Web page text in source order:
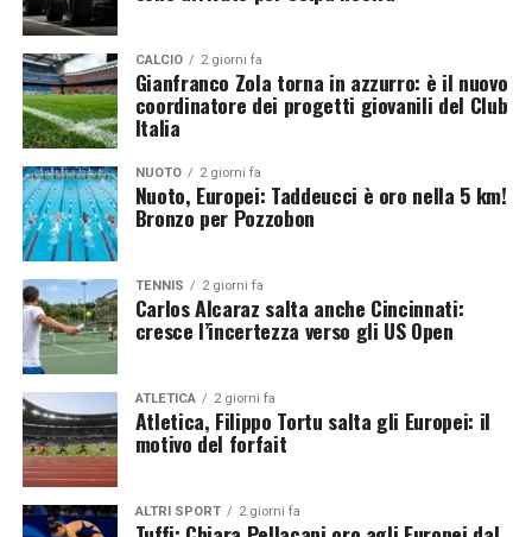
gara.
Un altro podio per il movimento azzurro
Il bronzo conquistato da Belotti e Santoro conferma
italiani. Matteo Santoro, ormai protagonista abituale
nelle competizioni internazionali, aggiunge un’altra
medaglia al proprio palmarès, mentre Stefano Belotti
conferma la sua crescita ai massimi livelli. La coppia
azzurra si dimostra sempre più competitiva nelle gare
CALCIO 2 giorni fa
Gianfranco Zola torna in azzurro: è il nuovo
coordinatore dei progetti giovanili del Club
Italia
NUOTO 2 giorni fa
Nuoto, Europei: Taddeucci è oro nella 5 km!
Bronzo per Pozzobon
TENNIS 2 giorni fa
Carlos Alcaraz salta anche Cincinnati:
cresce l’incertezza verso gli US Open
ATLETICA 2 giorni fa
Atletica, Filippo Tortu salta gli Europei: il
motivo del forfait
ALTRI SPORT 2 giorni fa